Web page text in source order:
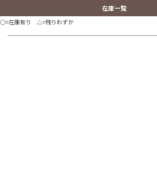
在庫一覧
○=在庫有り △=残りわずか